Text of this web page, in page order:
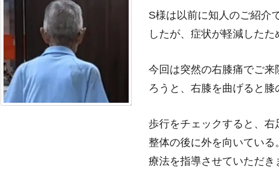
S様は以前に知人のご紹介
したが、症状が軽減したた
今回は突然の右膝痛でご
ろうと、右膝を曲げると膝
歩行をチェックすると、
整体の後に外を向いてい
療法を指導させていただき